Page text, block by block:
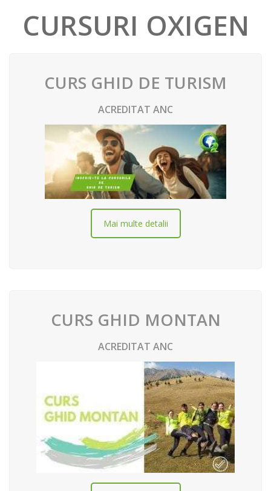
CURSURI OXIGEN
CURS GHID DE TURISM
ACREDITAT ANC
Mai multe detalii
CURS GHID MONTAN
ACREDITAT ANC